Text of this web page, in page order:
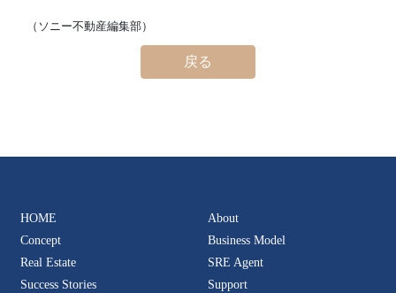
（ソニー不動産編集部）
戻る
HOME
About
Concept
Business Model
Real Estate
SRE Agent
Success Stories
Support